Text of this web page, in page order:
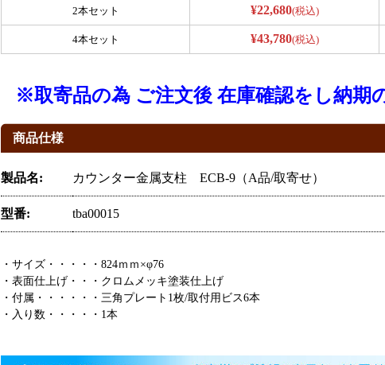
2本セット ¥22,680(税込)
4本セット ¥43,780(税込)
※取寄品の為 ご注文後 在庫確認をし納期
商品仕様
製品名: カウンター金属支柱 ECB-9（A品/取寄せ）
型番: tba00015
・サイズ・・・・・824ｍｍ×φ76
・表面仕上げ・・・クロムメッキ塗装仕上げ
・付属・・・・・・三角プレート1枚/取付用ビス6本
・入り数・・・・・1本